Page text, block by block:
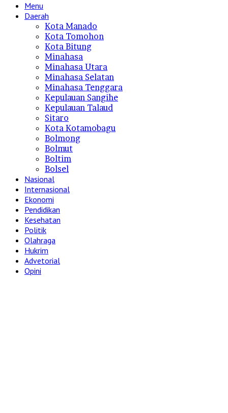
Menu
Daerah
Kota Manado
Kota Tomohon
Kota Bitung
Minahasa
Minahasa Utara
Minahasa Selatan
Minahasa Tenggara
Kepulauan Sangihe
Kepulauan Talaud
Sitaro
Kota Kotamobagu
Bolmong
Bolmut
Boltim
Bolsel
Nasional
Internasional
Ekonomi
Pendidikan
Kesehatan
Politik
Olahraga
Hukrim
Advetorial
Opini